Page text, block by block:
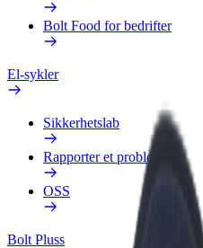
Bolt Food for bedrifter
El-sykler
Sikkerhetslab
Rapporter et problem
OSS
Bolt Pluss